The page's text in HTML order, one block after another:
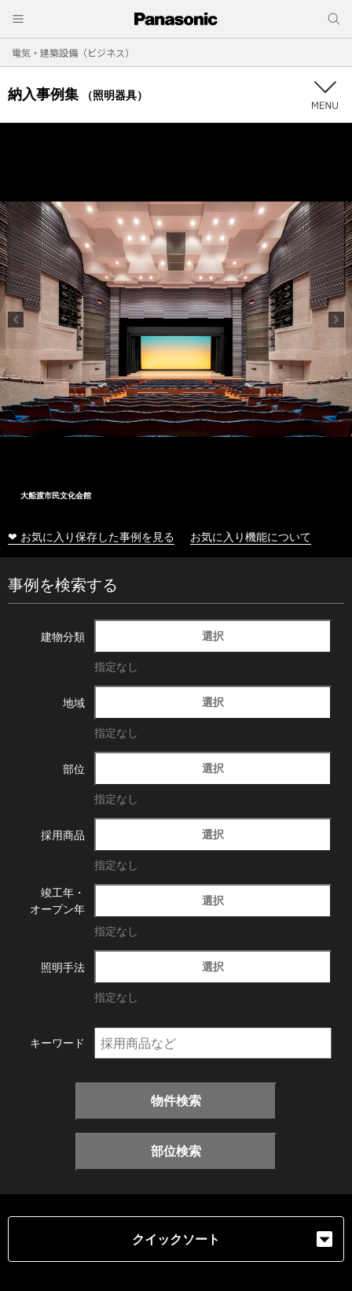
電気・建築設備（ビジネス）
納入事例集 （照明器具）
大船渡市民文化会館
❤ お気に入り保存した事例を見る お気に入り機能について
事例を検索する
建物分類 選択
指定なし
地域 選択
指定なし
部位 選択
指定なし
採用商品 選択
指定なし
竣工年・
オープン年
選択
指定なし
照明手法 選択
指定なし
キーワード
物件検索
部位検索
クイックソート